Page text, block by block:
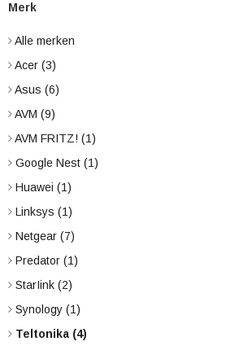
Merk
Alle merken
Acer (3)
Asus (6)
AVM (9)
AVM FRITZ! (1)
Google Nest (1)
Huawei (1)
Linksys (1)
Netgear (7)
Predator (1)
StarIink (2)
Synology (1)
Teltonika (4)